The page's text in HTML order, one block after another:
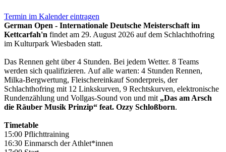
Termin im Kalender eintragen
German Open - Internationale Deutsche Meisterschaft im
Kettcarfah'n findet am 29. August 2026 auf dem Schlachthofring
im Kulturpark Wiesbaden statt.
Das Rennen geht über 4 Stunden. Bei jedem Wetter. 8 Teams
werden sich qualifizieren. Auf alle warten: 4 Stunden Rennen,
Milka-Bergwertung, Fleischereinkauf Sonderpreis, der
Schlachthofring mit 12 Linkskurven, 9 Rechtskurven, elektronische
Rundenzählung und Vollgas-Sound von und mit „Das am Arsch
die Räuber Musik Prinzip“ feat. Ozzy Schloßborn.
Timetable
15:00 Pflichttraining
16:30 Einmarsch der Athlet*innen